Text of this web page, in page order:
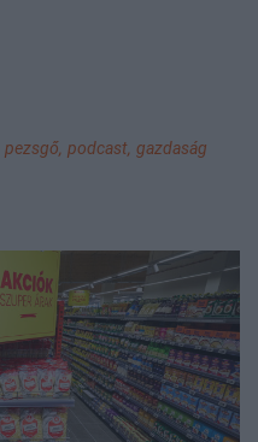
pezsgő, podcast, gazdaság